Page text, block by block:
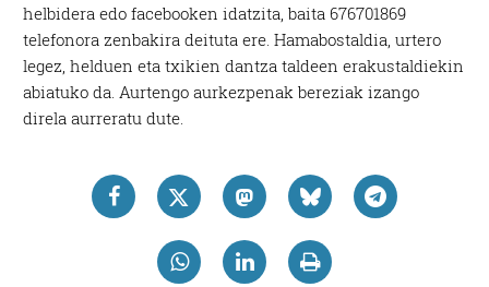
helbidera edo facebooken idatzita, baita 676701869
telefonora zenbakira deituta ere. Hamabostaldia, urtero
legez, helduen eta txikien dantza taldeen erakustaldiekin
abiatuko da. Aurtengo aurkezpenak bereziak izango
direla aurreratu dute.